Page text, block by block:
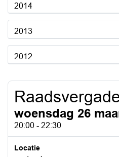
2014
2013
2012
woensdag 26
20:00 - 22:30
Locatie